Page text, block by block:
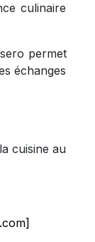
culinaire
permet
échanges
cuisine au